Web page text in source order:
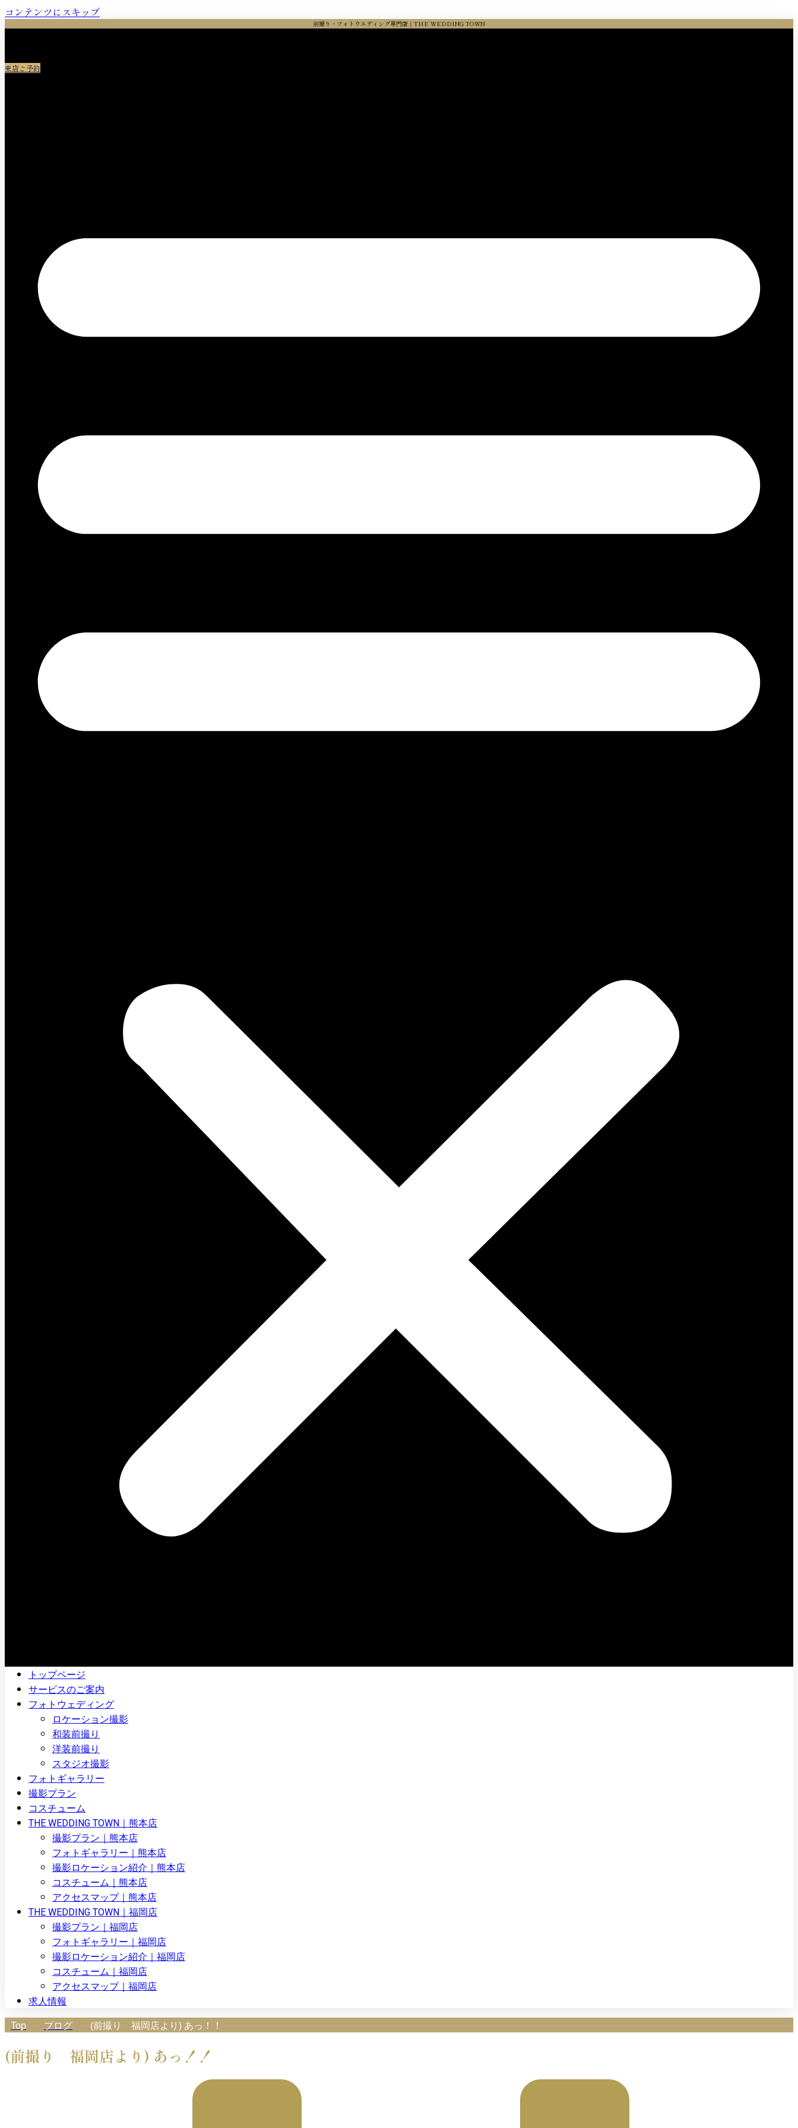
コンテンツにスキップ
前撮り・フォトウエディング専門店｜THE WEDDING TOWN
来店ご予約
トップページ
サービスのご案内
フォトウェディング
ロケーション撮影
和装前撮り
洋装前撮り
スタジオ撮影
フォトギャラリー
撮影プラン
コスチューム
THE WEDDING TOWN｜熊本店
撮影プラン｜熊本店
フォトギャラリー｜熊本店
撮影ロケーション紹介｜熊本店
コスチューム｜熊本店
アクセスマップ｜熊本店
THE WEDDING TOWN｜福岡店
撮影プラン｜福岡店
フォトギャラリー｜福岡店
撮影ロケーション紹介｜福岡店
コスチューム｜福岡店
アクセスマップ｜福岡店
求人情報
Top ブログ (前撮り 福岡店より) あっ！！
(前撮り 福岡店より) あっ！！